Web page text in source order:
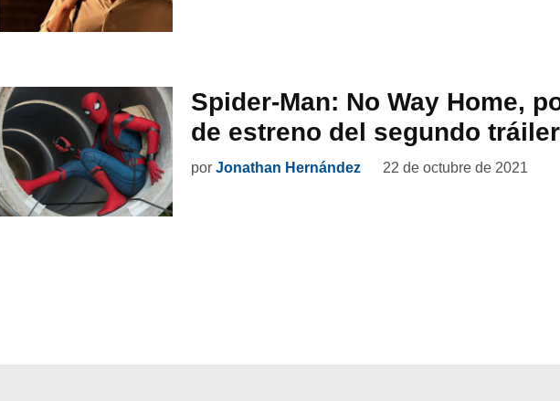
Spider-Man: No Way Home,
de estreno del segundo tráiler
por Jonathan Hernández 22 de octubre de 2021